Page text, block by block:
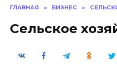
ГЛАВНАЯ » БИЗНЕС »
Сельское